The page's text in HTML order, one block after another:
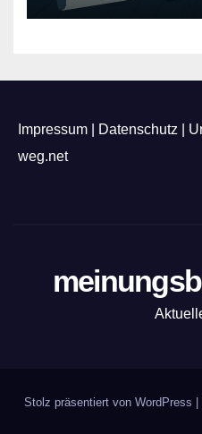
Impressum Datenschutz
weg.net
Stolz präsentiert von WordPress